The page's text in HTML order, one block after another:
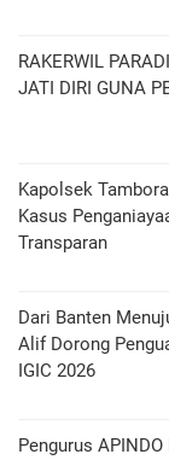
RAKERWIL
JATI DIRI GUNA
Kapolsek
Kasus
Transparan
Dari Banten
Alif Dorong
IGIC 2026
Pengurus